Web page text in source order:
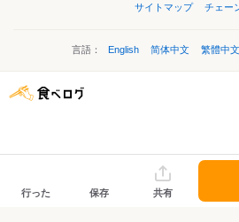
サイトマップ
チェー
言語： English 简体中文 繁體中文
行った 保存 共有